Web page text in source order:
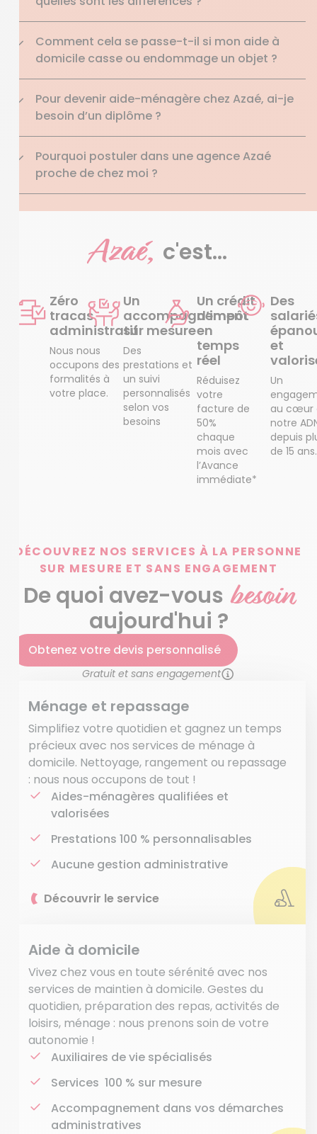
Comment cela se passe-t-il si mon aide à
domicile casse ou endommage un objet ?
Pour devenir aide-ménagère chez Azaé, ai-je
besoin d’un diplôme ?
Pourquoi postuler dans une agence Azaé
proche de chez moi ?
Azaé, c'est...
Zéro
tracas
administratif
Nous nous
occupons des
formalités à
votre place.
Un
accompagnement
sur mesure
Des
prestations et
un suivi
personnalisés
selon vos
besoins
Un crédit
d’impôt
en
temps
réel
Réduisez
votre
facture de
50%
chaque
mois avec
l’Avance
immédiate*
Des
et
Un
au cœur
notre
depuis
de 15 ans.
DÉCOUVREZ NOS SERVICES À LA PERSONNE
SUR MESURE ET SANS ENGAGEMENT
De quoi avez-vous besoin
aujourd'hui ?
Obtenez votre devis personnalisé
Gratuit et sans engagement
Ménage et repassage
Simplifiez votre quotidien et gagnez un temps
précieux avec nos services de ménage à
domicile. Nettoyage, rangement ou repassage
: nous nous occupons de tout !
Aides-ménagères qualifiées et
valorisées
Prestations 100 % personnalisables
Aucune gestion administrative
Découvrir le service
Aide à domicile
Vivez chez vous en toute sérénité avec nos
services de maintien à domicile. Gestes du
quotidien, préparation des repas, activités de
loisirs, ménage : nous prenons soin de votre
autonomie !
Auxiliaires de vie spécialisés
Services 100 % sur mesure
Accompagnement dans vos démarches
administratives